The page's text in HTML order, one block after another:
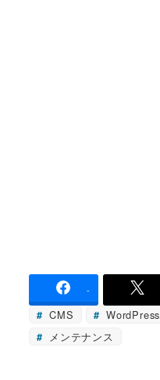
-
CMS WordPress
メンテナンス